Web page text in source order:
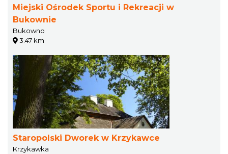
Miejski Ośrodek Sportu i Rekreacji w
Bukownie
Bukowno
3.47 km
Staropolski Dworek w Krzykawce
Krzykawka